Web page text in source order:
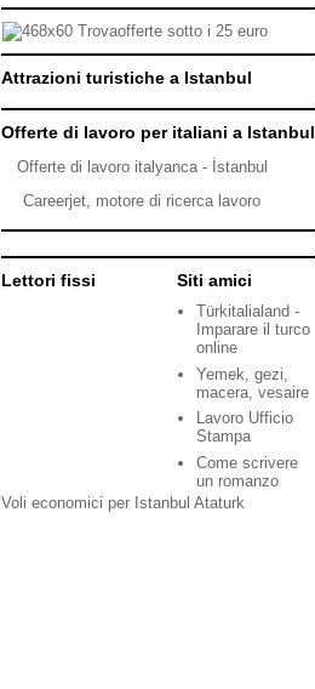
Attrazioni turistiche a Istanbul
Offerte di lavoro per italiani a Istanbul
Offerte di lavoro italyanca - İstanbul
Careerjet, motore di ricerca lavoro
Lettori fissi Siti amici
Türkitalialand -
Imparare il turco
online
Yemek, gezi,
macera, vesaire
Lavoro Ufficio
Stampa
Come scrivere
un romanzo
Voli economici per Istanbul Ataturk